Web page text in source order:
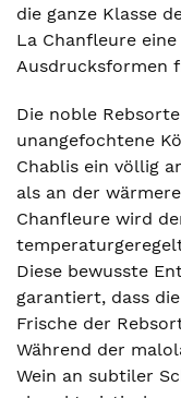
die ganze Klasse
La Chanfleure
Ausdrucksformen
Die noble
unangefochtene
Chablis ein völlig
als an der
Chanfleure wird
Diese bewusste
garantiert, dass
Frische der
Während der
Wein an subtiler